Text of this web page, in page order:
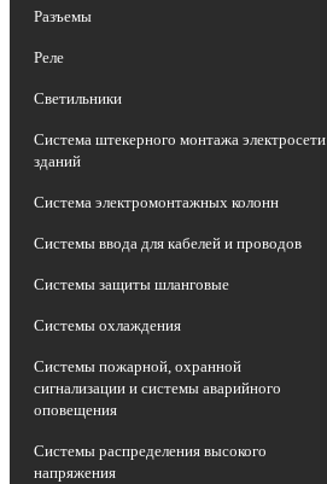
Разъемы
Реле
Светильники
Система штекерного монтажа электросети
зданий
Система электромонтажных колонн
Системы ввода для кабелей и проводов
Системы защиты шланговые
Системы охлаждения
Системы пожарной, охранной
сигнализации и системы аварийного
оповещения
Системы распределения высокого
напряжения
Главная страница
Каталог